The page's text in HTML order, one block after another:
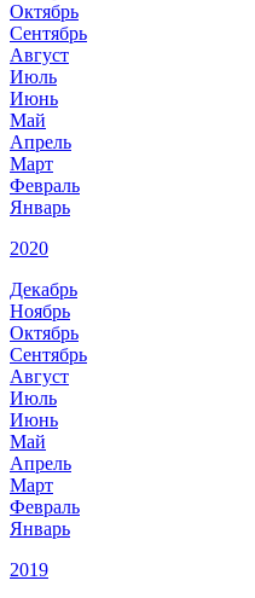
Октябрь
Сентябрь
Август
Июль
Июнь
Май
Апрель
Март
Февраль
Январь
2020
Декабрь
Ноябрь
Октябрь
Сентябрь
Август
Июль
Июнь
Май
Апрель
Март
Февраль
Январь
2019